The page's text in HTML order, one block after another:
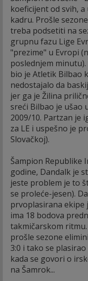
koeficijent od svih,
kadru. Prošle
treba podsetiti na
grupnu fazu Lige
"prezime" u Evropi
poslednjem
bio je Atletik Bilbao
nedostajalo da
jer ga je Žilina
sreći Bilbao je ušao
2009/10. Partzan je
za LE i uspešno je
Slovačkoj).
Šampion Republike
godine, Dandalk je
jeste problem je to
se proleće-jesen).
prvoplasirana ekipe
ima 18 bodova
takmičarskom
prošle sezone
3:0 i tako se
kada se govori o
na Šamrok...